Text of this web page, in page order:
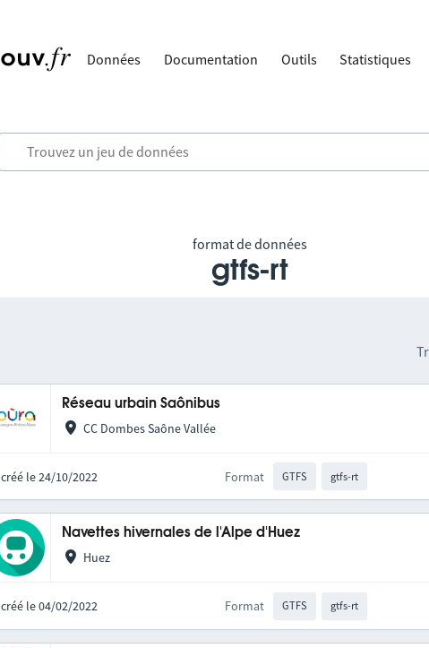
Données Documentation Outils Statistiques
format de données
gtfs-rt
Réseau urbain Saônibus
CC Dombes Saône Vallée
créé le 24/10/2022 Format GTFS gtfs-rt
Navettes hivernales de l'Alpe d'Huez
Huez
créé le 04/02/2022 Format GTFS gtfs-rt